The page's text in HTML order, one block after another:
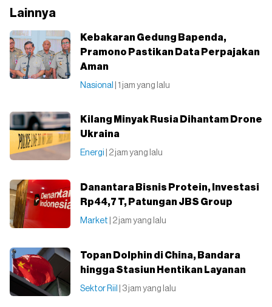
Lainnya
Kebakaran Gedung Bapenda,
Pramono Pastikan Data Perpajakan
Aman
Nasional | 1 jam yang lalu
Kilang Minyak Rusia Dihantam Drone
Ukraina
Energi | 2 jam yang lalu
Danantara Bisnis Protein, Investasi
Rp44,7 T, Patungan JBS Group
Market | 2 jam yang lalu
Topan Dolphin di China, Bandara
hingga Stasiun Hentikan Layanan
Sektor Riil | 3 jam yang lalu